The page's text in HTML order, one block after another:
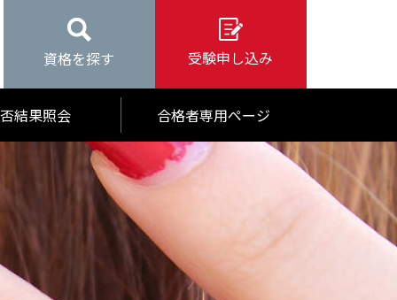
資格を探す 受験申し込み
結果照会 合格者専用ページ